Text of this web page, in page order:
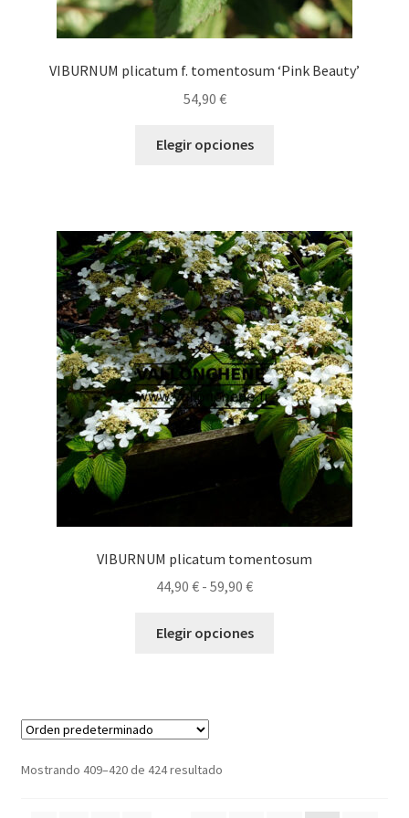
VIBURNUM plicatum f. tomentosum ‘Pink Beauty’
54,90 €
Elegir opciones
Las
opciones
se
pueden
elegir
en
la
página
de
producto
VIBURNUM plicatum tomentosum
44,90 € - 59,90 €Rango
precios:
Elegir opciones
Mostrando 409–420 de 424 resultado